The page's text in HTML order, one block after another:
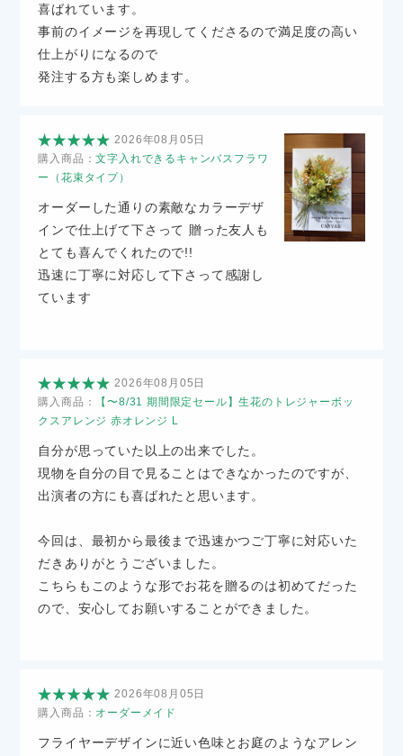
喜ばれています。
事前のイメージを再現してくださるので満足度の高い
仕上がりになるので
発注する方も楽しめます。
2026年08月05日
購入商品：文字入れできるキャンバスフラワ
ー（花束タイプ）
オーダーした通りの素敵なカラーデザ
インで仕上げて下さって 贈った友人も
とても喜んでくれたので!!
迅速に丁寧に対応して下さって感謝し
ています
2026年08月05日
購入商品：
【〜8/31 期間限定セール】生花のトレジャーボッ
クスアレンジ 赤オレンジ L
自分が思っていた以上の出来でした。
現物を自分の目で見ることはできなかったのですが、
出演者の方にも喜ばれたと思います。
今回は、最初から最後まで迅速かつご丁寧に対応いた
だきありがとうございました。
こちらもこのような形でお花を贈るのは初めてだった
ので、安心してお願いすることができました。
2026年08月05日
購入商品： オーダーメイド
フライヤーデザインに近い色味とお庭のようなアレン